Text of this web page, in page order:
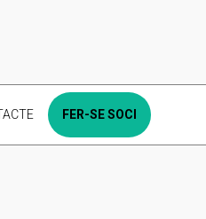
FER-SE SOCI